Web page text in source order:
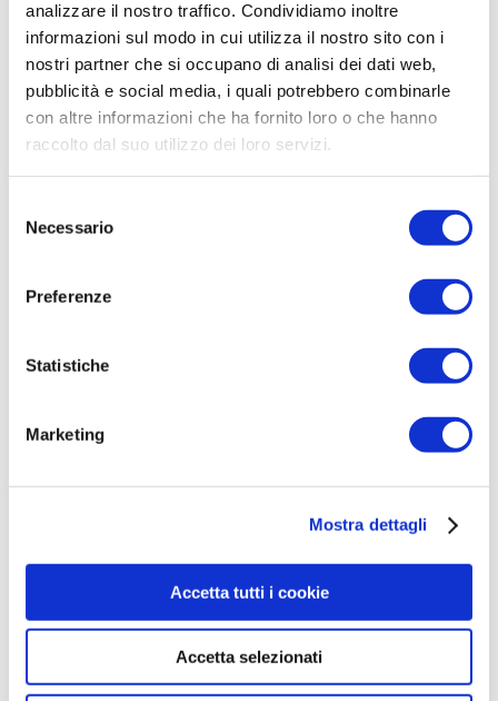
analizzare il nostro traffico. Condividiamo inoltre
informazioni sul modo in cui utilizza il nostro sito con i
nostri partner che si occupano di analisi dei dati web,
pubblicità e social media, i quali potrebbero combinarle
con altre informazioni che ha fornito loro o che hanno
raccolto dal suo utilizzo dei loro servizi.
delNecessario
Preferenze
Statistiche
Marketing
Mostra dettagli
Accetta tutti i cookie
Accetta selezionati
aumentare la superficie attiva dei
catalizzatori e migliorare le prestazioni.
Parallelamente, sistemi di monitoraggio in
tempo realepermettono di analizzare il
comportamento degli elettrodi e ottimizzare i
processi elettrochimici in modo continuo.
Principali vantaggi
riduzione delle emissioni
integrazione con fonti rinnovabili
La ricerca è fortemente attiva per superare
Elettrocatalisi e futuro dell’energia